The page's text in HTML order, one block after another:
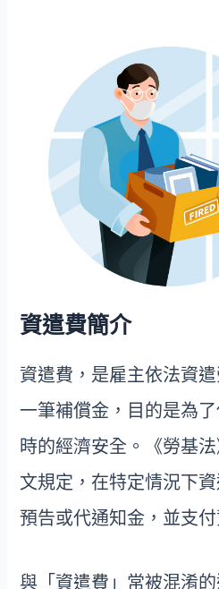
資遣費簡介
資遣費，是雇主依法資
一筆補償金，目的是為
時的經濟安全。《勞基
文規定，在特定情況下
預告或代通知金，並支付
與「資遣費」常被混淆